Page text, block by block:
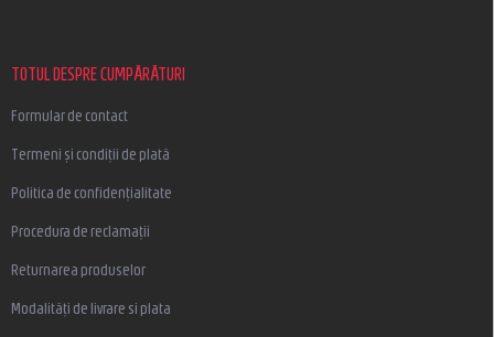
TOTUL DESPRE CUMPĂRĂTURI
Formular de contact
Termeni și condiții de plată
Politica de confidențialitate
Procedura de reclamații
Returnarea produselor
Modalități de livrare si plata